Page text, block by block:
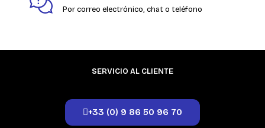
Por correo electrónico, chat o teléfono
SERVICIO AL CLIENTE
+33 (0) 9 86 50 96 70